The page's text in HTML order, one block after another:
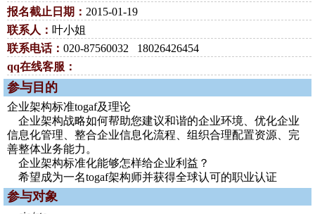
报名截止日期： 2015-01-19
联系人： 叶小姐
联系电话： 020-87560032 18026426454
qq在线客服：
参与目的
企业架构标准togaf及理论
企业架构战略如何帮助您建议和谐的企业环境、优化企业
信息化管理、整合企业信息化流程、组织合理配置资源、完
善整体业务能力。
企业架构标准化能够怎样给企业利益？
希望成为一名togaf架构师并获得全球认可的职业认证
参与对象